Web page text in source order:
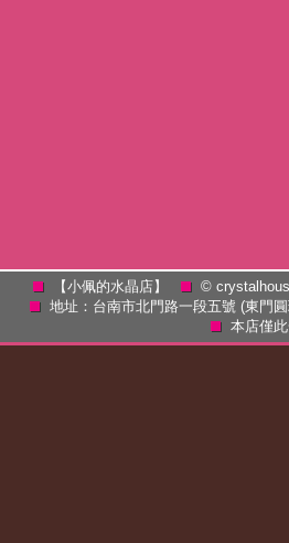
【小佩的水晶店】 ©
地址：台南市北門路一段五號 (東門
本店僅